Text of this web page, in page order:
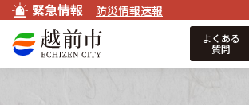
緊急情報 防災情報速報
よくある
質問